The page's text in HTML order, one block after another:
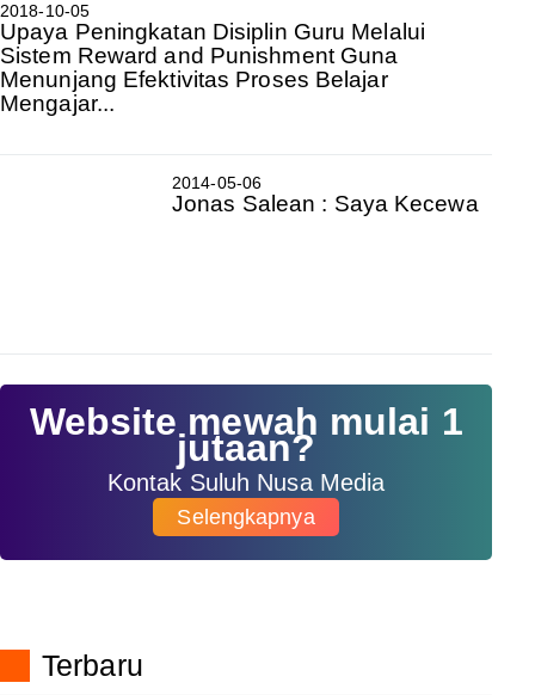
2018-10-05
Upaya Peningkatan Disiplin Guru Melalui
Sistem Reward and Punishment Guna
Menunjang Efektivitas Proses Belajar
Mengajar...
2014-05-06
Jonas Salean : Saya Kecewa
Website mewah mulai 1
jutaan?
Kontak Suluh Nusa Media
Selengkapnya
Terbaru